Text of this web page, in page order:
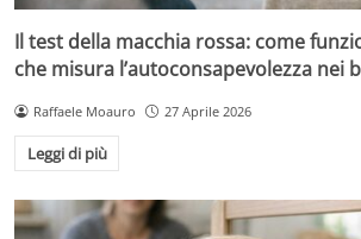
Il test della macchia rossa: come
che misura l’autoconsapevolezza nei
Raffaele Moauro 27 Aprile 2026
Leggi di più